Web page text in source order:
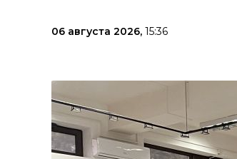
06 августа 2026, 15:36